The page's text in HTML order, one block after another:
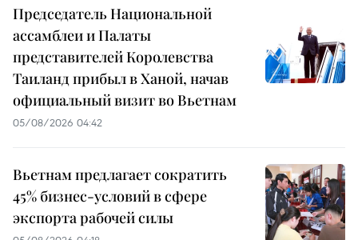
Председатель Национальной
ассамблеи и Палаты
представителей Королевства
Таиланд прибыл в Ханой, начав
официальный визит во Вьетнам
05/08/2026 04:42
Вьетнам предлагает сократить
45% бизнес-условий в сфере
экспорта рабочей силы